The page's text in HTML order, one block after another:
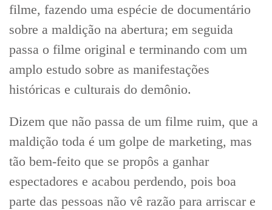
filme, fazendo uma espécie de documentário
sobre a maldição na abertura; em seguida
passa o filme original e terminando com um
amplo estudo sobre as manifestações
históricas e culturais do demônio.
Dizem que não passa de um filme ruim, que a
maldição toda é um golpe de marketing, mas
tão bem-feito que se propôs a ganhar
espectadores e acabou perdendo, pois boa
parte das pessoas não vê razão para arriscar e